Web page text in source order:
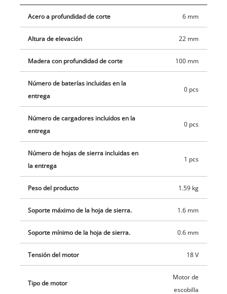
carcasa. Se suministra sin batería y cargador. Estos están
disponibles por separado.
Acero a profundidad de corte 6 mm
Altura de elevación 22 mm
Madera con profundidad de corte 100 mm
Número de baterías incluidas en la
entrega
0 pcs
Número de cargadores incluidos en la
entrega
0 pcs
Número de hojas de sierra incluidas en
la entrega
1 pcs
Peso del producto 1.59 kg
Soporte máximo de la hoja de sierra. 1.6 mm
Soporte mínimo de la hoja de sierra. 0.6 mm
Tensión del motor 18 V
Tipo de motor
Motor de
escobilla